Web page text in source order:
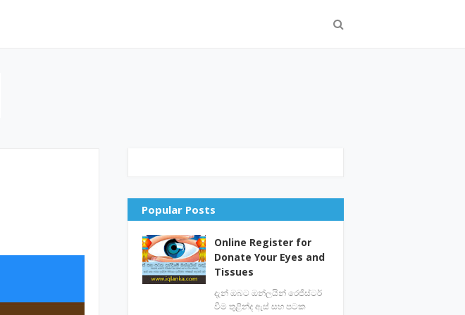
Popular Posts
Online Register for
Donate Your Eyes and
Tissues
දැන් ඔබට ඔන්ලයින් රෙජිස්ටර්
වීම තුළින්ද ඇස් සහ පටක